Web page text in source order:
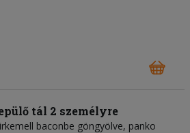
tál 2 személyre
baconbe göngyölve, panko